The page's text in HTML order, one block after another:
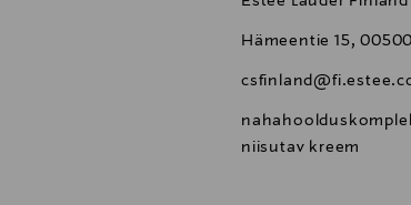
Hämeentie 15,
niisutav kreem